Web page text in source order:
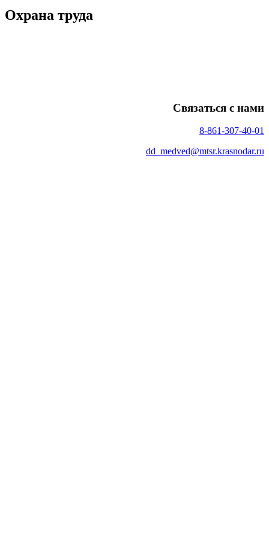
Охрана труда
Связаться с нами
8-861-307-40-01
dd_medved@mtsr.krasnodar.ru